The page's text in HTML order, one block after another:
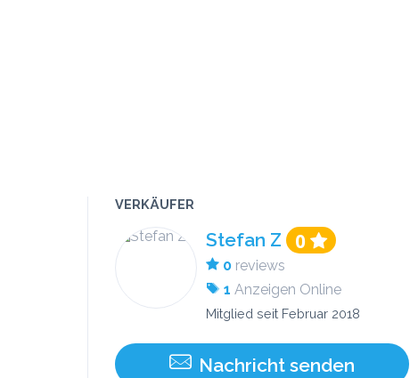
VERKÄUFER
Stefan Z 0
0 reviews
1 Anzeigen Online
Mitglied seit Februar 2018
Nachricht senden